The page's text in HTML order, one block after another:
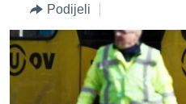
SVIJET
KORUPCIJA
SLOBODA MEDIJA
ŽENSKA STRANA
IZBJEGLIČKA STRANA
Podijeli